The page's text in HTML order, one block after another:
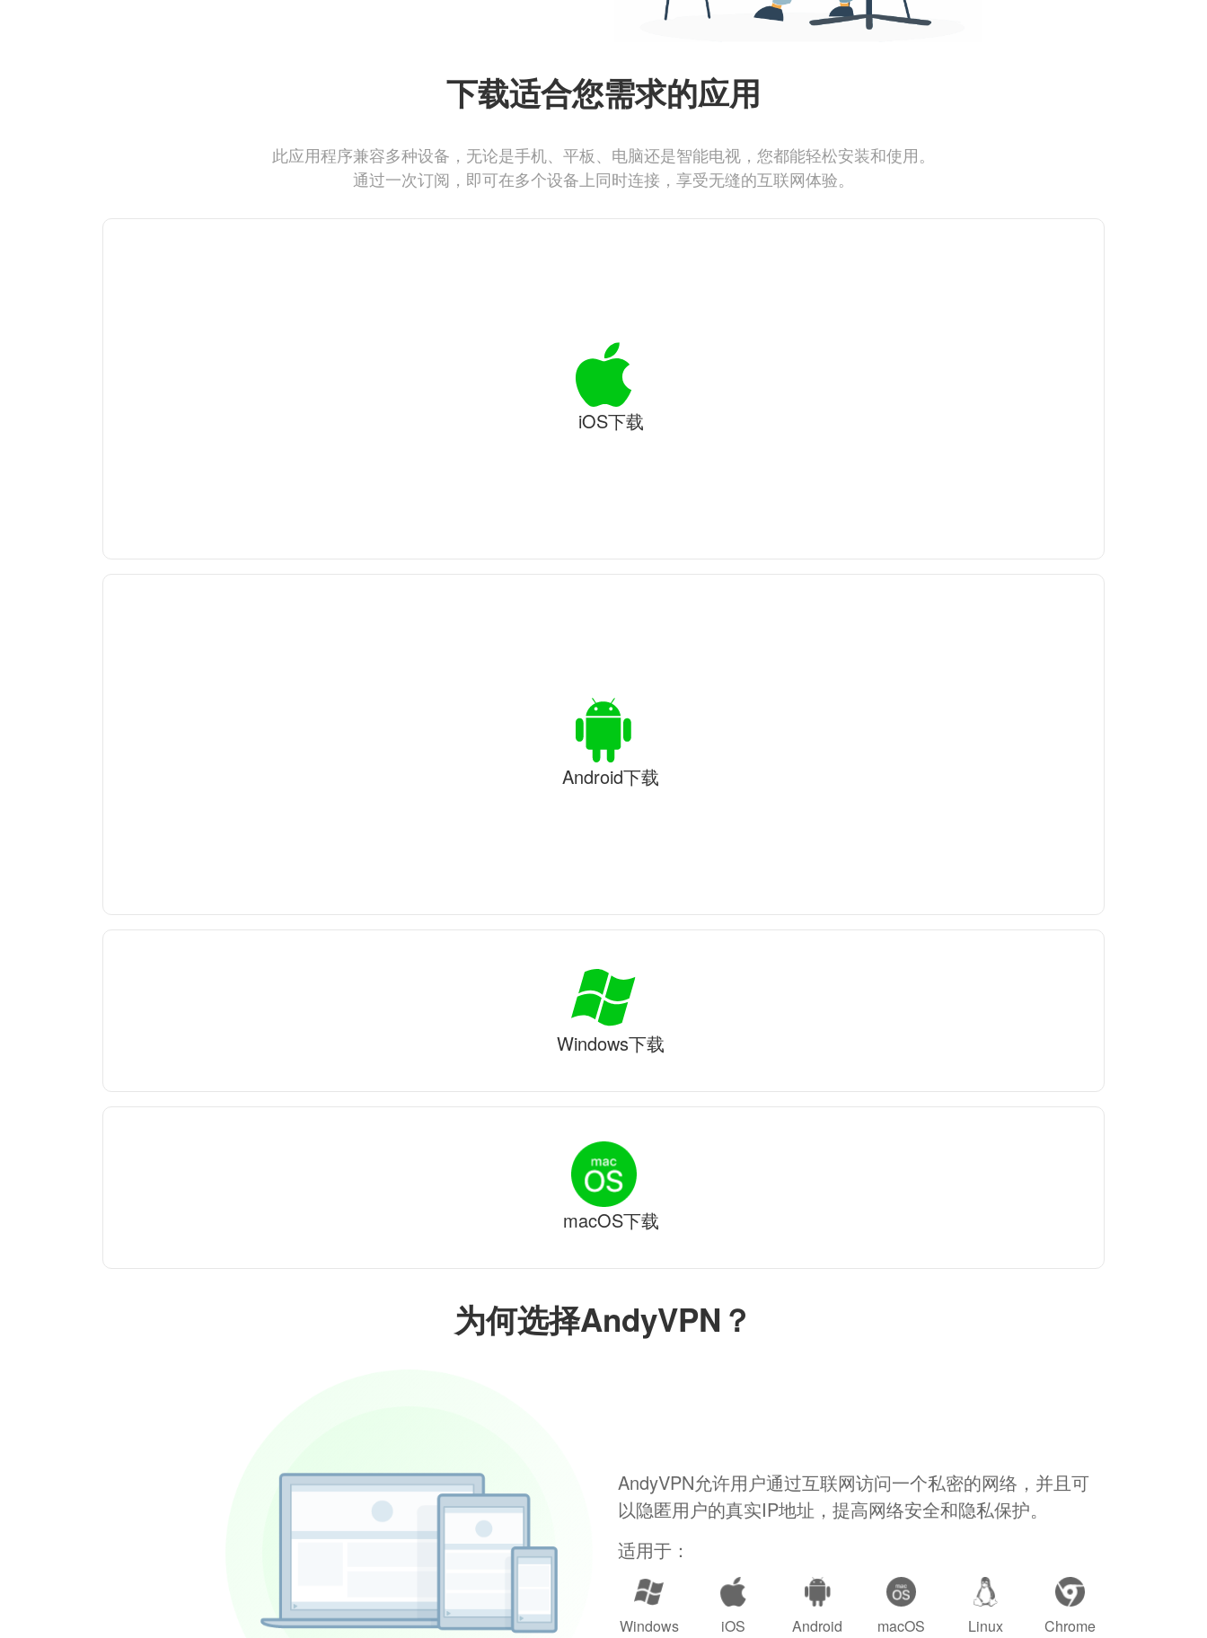
为何选择AndyVPN？
AndyVPN允许用户通过互联网访问一个私密的网络，并且可
以隐匿用户的真实IP地址，提高网络安全和隐私保护。
适用于：
Windows iOS Android macOS Linux Chrome
下载适合您需求的应用
此应用程序兼容多种设备，无论是手机、平板、电脑还是智能电视，您都能轻松安装和使用。
通过一次订阅，即可在多个设备上同时连接，享受无缝的互联网体验。
iOS下载
Android下载
Windows下载
macOS下载